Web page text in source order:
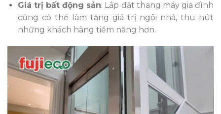
Giá trị bất động sản: Lắp đặt thang máy gia đình
cũng có thể làm tăng giá trị ngôi nhà, thu hút
những khách hàng tiềm năng hơn.